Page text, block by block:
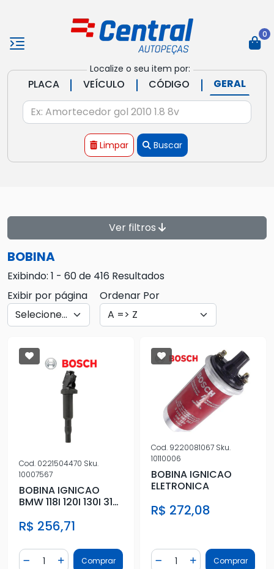
Localize o seu item por:
PLACA | VEÍCULO | CÓDIGO | GERAL
Limpar Buscar
0
Ver filtros
BOBINA
Exibindo: 1 - 60 de 416 Resultados
Exibir por página
Ordenar Por
Cod. 0221504470 Sku.
10007567
BOBINA IGNICAO
BMW 118I 120I 130I 318I
R$ 256,71
Diminuir Quantidade
Quantidade
Adicionar Quantidade
Comprar
Cod. 9220081067 Sku.
10110006
BOBINA IGNICAO
ELETRONICA
R$ 272,08
Diminuir Quantidade
Quantidade
AdicionarComprar